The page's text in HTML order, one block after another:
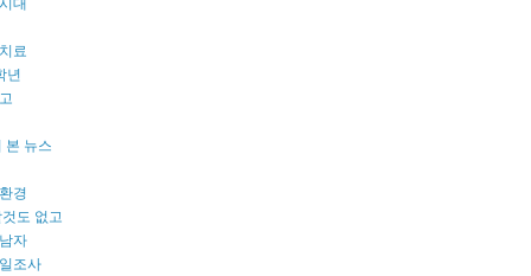
대
료
년
본 뉴스
경
도 없고
자
조사